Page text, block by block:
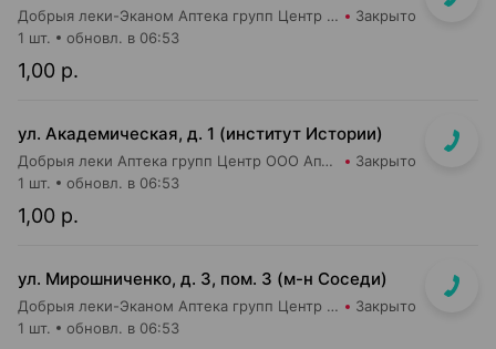
Добрыя леки-Эканом Аптека групп Центр ООО Аптека №29 Закрыто
1,00 р.
1 шт. обновл. в 06:53
ул. Академическая, д. 1 (институт Истории)
Добрыя леки Аптека групп Центр ООО Аптека №27 Закрыто
1,00 р.
1 шт. обновл. в 06:53
ул. Мирошниченко, д. 3, пом. 3 (м-н Соседи)
Добрыя леки-Эканом Аптека групп Центр ООО Аптека №22 Закрыто
1 шт. обновл. в 06:53